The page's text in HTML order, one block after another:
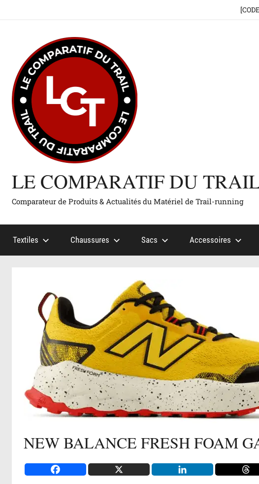
LE COMPARATIF DU
Comparateur de Produits & Actualités du Matériel de Trail-running
Textiles Chaussures Sacs Accessoires
NEW BALANCE FRESH FOAM